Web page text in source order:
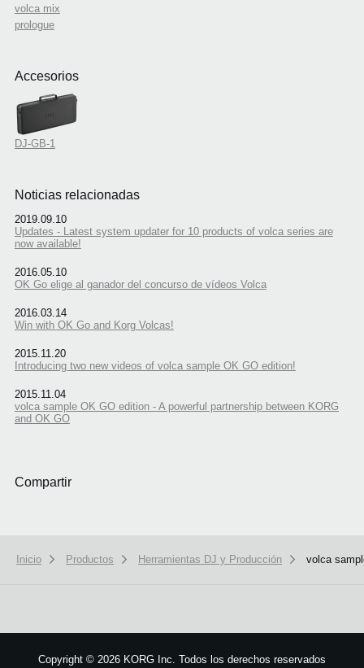
volca mix
prologue
Accesorios
DJ-GB-1
Noticias relacionadas
2019.09.10
Updates - Latest system updater for 10 products of volca series are
now available!
2016.05.10
OK Go elige al ganador del concurso de vídeos Volca
2016.03.14
Win with OK Go and Korg Volcas!
2015.11.20
Introducing two new videos of volca sample OK GO edition!
2015.11.04
volca sample OK GO edition - A powerful partnership between KORG
and OK GO
Compartir
Inicio Productos Herramientas DJ y Producción volca
Copyright © 2026 KORG Inc. Todos los derechos reservados
Got it